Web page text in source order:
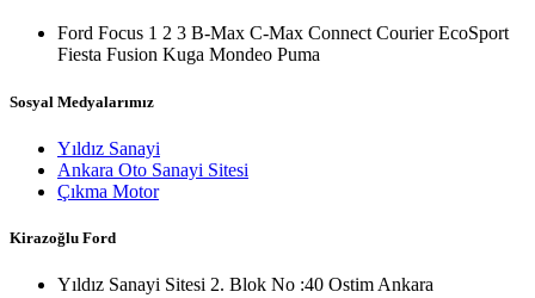
Ford Focus 1 2 3 B-Max C-Max Connect Courier EcoSport
Fiesta Fusion Kuga Mondeo Puma
Sosyal Medyalarımız
Yıldız Sanayi
Ankara Oto Sanayi Sitesi
Çıkma Motor
Kirazoğlu Ford
Yıldız Sanayi Sitesi 2. Blok No :40 Ostim Ankara